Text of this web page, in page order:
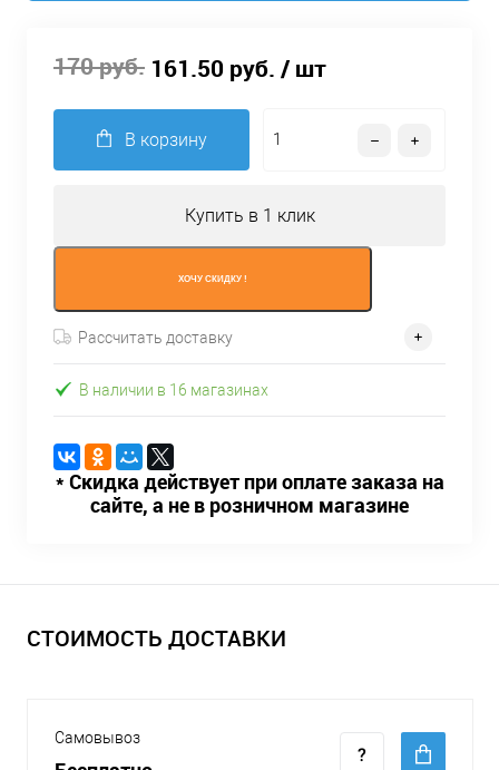
170 руб. 161.50 руб. / шт
В корзину
Купить в 1 клик
ХОЧУ СКИДКУ !
Рассчитать доставку
В наличии в 16 магазинах
* Скидка действует при оплате заказа на
сайте, а не в розничном магазине
СТОИМОСТЬ ДОСТАВКИ
Самовывоз